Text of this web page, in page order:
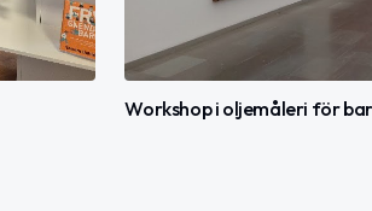
Workshop i oljemåleri för